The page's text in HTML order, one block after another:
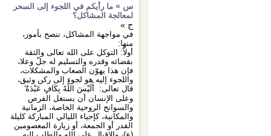
س » ما رأيكم في اللجوء إلى السحر
لمعالجة المشاكل؟
ج »
في مواجهة المشاكل، ننصح بأمور،
منها:
أولاً: التوكل على الله تعالى والثقة
بقضائه وقدره والتسليم له جلّ وعلا،
فإن هذا يهوّن الصعاب والمشكلات،
واللجوء إليه هو لجوء إلى ركن وثيق،
قال تعالى: أَلَيْسَ اللَّهُ بِكَافٍ عَبْدَهُ ۖ
وعلى الإنسان أن يستغل الفرص
والسوانح الروحية الخاصة، الزمانية
والمكانية، كإحياء الليالي المباركة كليلة
القدر أو الجمعة، أو زيارة المعصومين